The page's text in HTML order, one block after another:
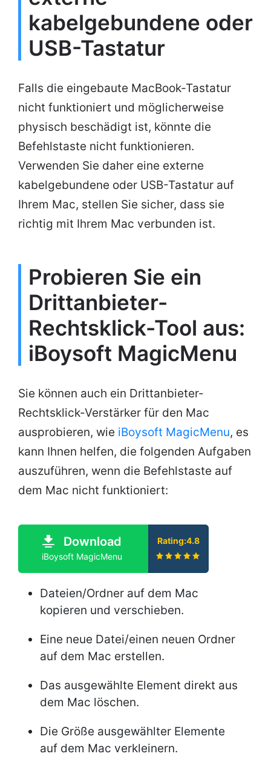
kabelgebundene oder
USB-Tastatur
Falls die eingebaute MacBook-Tastatur
nicht funktioniert und möglicherweise
physisch beschädigt ist, könnte die
Befehlstaste nicht funktionieren.
Verwenden Sie daher eine externe
kabelgebundene oder USB-Tastatur auf
Ihrem Mac, stellen Sie sicher, dass sie
richtig mit Ihrem Mac verbunden ist.
Probieren Sie ein
Drittanbieter-
Rechtsklick-Tool aus:
iBoysoft MagicMenu
Sie können auch ein Drittanbieter-
Rechtsklick-Verstärker für den Mac
ausprobieren, wie iBoysoft MagicMenu, es
kann Ihnen helfen, die folgenden Aufgaben
auszuführen, wenn die Befehlstaste auf
dem Mac nicht funktioniert:
Download
iBoysoft MagicMenu
Rating:4.8
Dateien/Ordner auf dem Mac
kopieren und verschieben.
Eine neue Datei/einen neuen Ordner
auf dem Mac erstellen.
Das ausgewählte Element direkt aus
dem Mac löschen.
Die Größe ausgewählter Elemente
auf dem Mac verkleinern.